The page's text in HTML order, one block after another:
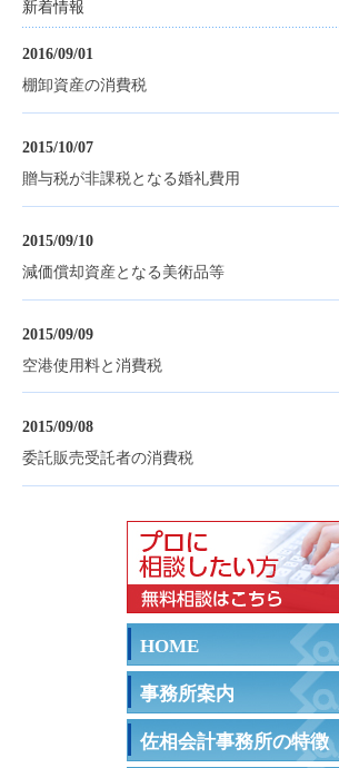
新着情報
2016/09/01
棚卸資産の消費税
2015/10/07
贈与税が非課税となる婚礼費用
2015/09/10
減価償却資産となる美術品等
2015/09/09
空港使用料と消費税
2015/09/08
委託販売受託者の消費税
HOME
事務所案内
佐相会計事務所の特徴